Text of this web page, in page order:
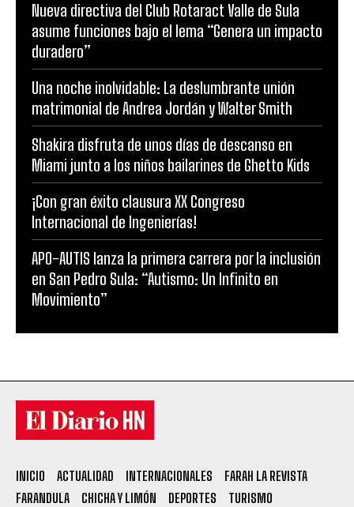
Nueva directiva del Club Rotaract Valle de Sula
asume funciones bajo el lema “Genera un impacto
duradero”
Una noche inolvidable: La deslumbrante unión
matrimonial de Andrea Jordán y Walter Smith
Shakira disfruta de unos días de descanso en
Miami junto a los niños bailarines de Ghetto Kids
¡Con gran éxito clausura XX Congreso
Internacional de Ingenierías!
APO-AUTIS lanza la primera carrera por la inclusión
en San Pedro Sula: “Autismo: Un Infinito en
Movimiento”
INICIO ACTUALIDAD INTERNACIONALES
FARAH LA REVISTA
FARANDULA
CHICHA Y LIMÓN DEPORTES TURISMO